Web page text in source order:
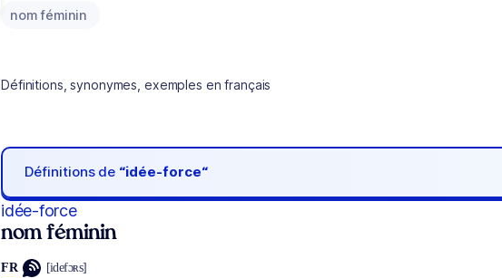
nom féminin
Définitions, synonymes, exemples en français
Définitions de “idée-force“
idée-force
nom féminin
FR [idefɔʀs]